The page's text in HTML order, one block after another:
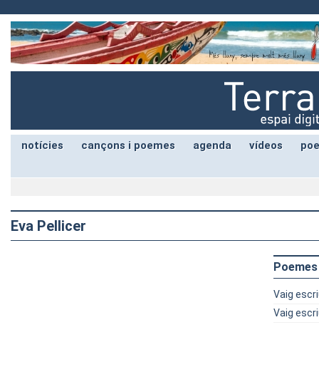
notícies cançons i poemes agenda vídeos
Eva Pellicer
Poemes
Vaig
Vaig